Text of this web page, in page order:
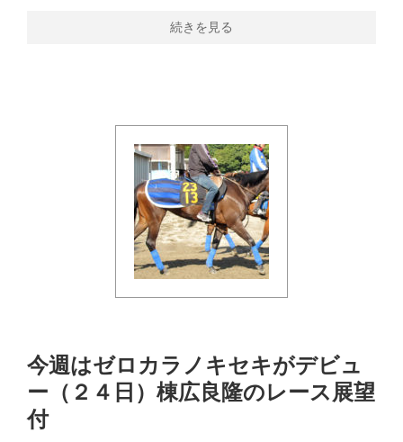
続きを見る
今週はゼロカラノキセキがデビュ
ー（２４日）棟広良隆のレース展望
付